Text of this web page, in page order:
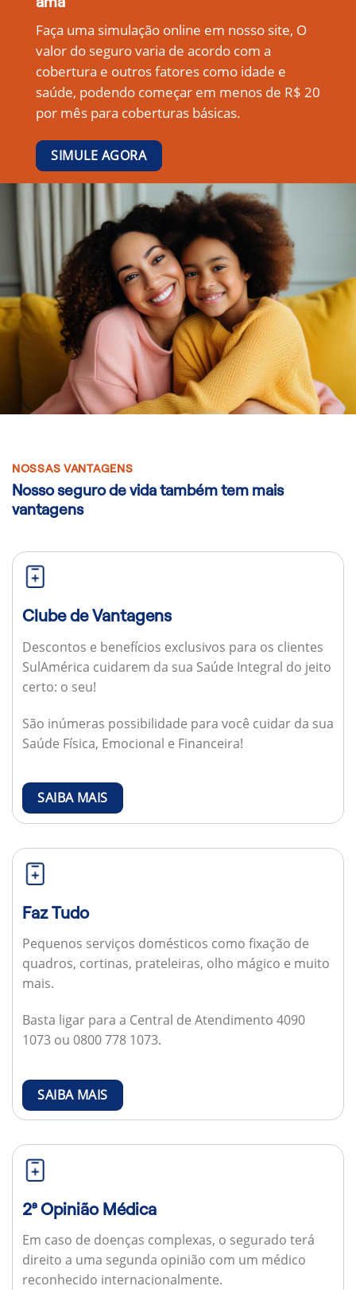
Faça uma simulação online em nosso site, O
valor do seguro varia de acordo com a
cobertura e outros fatores como idade e
saúde, podendo começar em menos de R$ 20
por mês para coberturas básicas.
SIMULE AGORA
NOSSAS VANTAGENS
Nosso seguro de vida também tem mais
vantagens
Clube de Vantagens
Descontos e benefícios exclusivos para os clientes
SulAmérica cuidarem da sua Saúde Integral do jeito
certo: o seu!
São inúmeras possibilidade para você cuidar da sua
Saúde Física, Emocional e Financeira!
SAIBA MAIS
Faz Tudo
Pequenos serviços domésticos como fixação de
quadros, cortinas, prateleiras, olho mágico e muito
mais.
Basta ligar para a Central de Atendimento 4090
1073 ou 0800 778 1073.
SAIBA MAIS
2ª Opinião Médica
Em caso de doenças complexas, o segurado terá
direito a uma segunda opinião com um médico
reconhecido internacionalmente.